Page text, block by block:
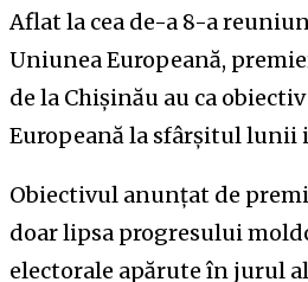
Aflat la cea de-a 8-a
Uniunea Europeană,
de la Chișinău au ca
Europeană la sfârșitul lunii
Obiectivul anunțat de
doar lipsa progresului
electorale apărute în jurul